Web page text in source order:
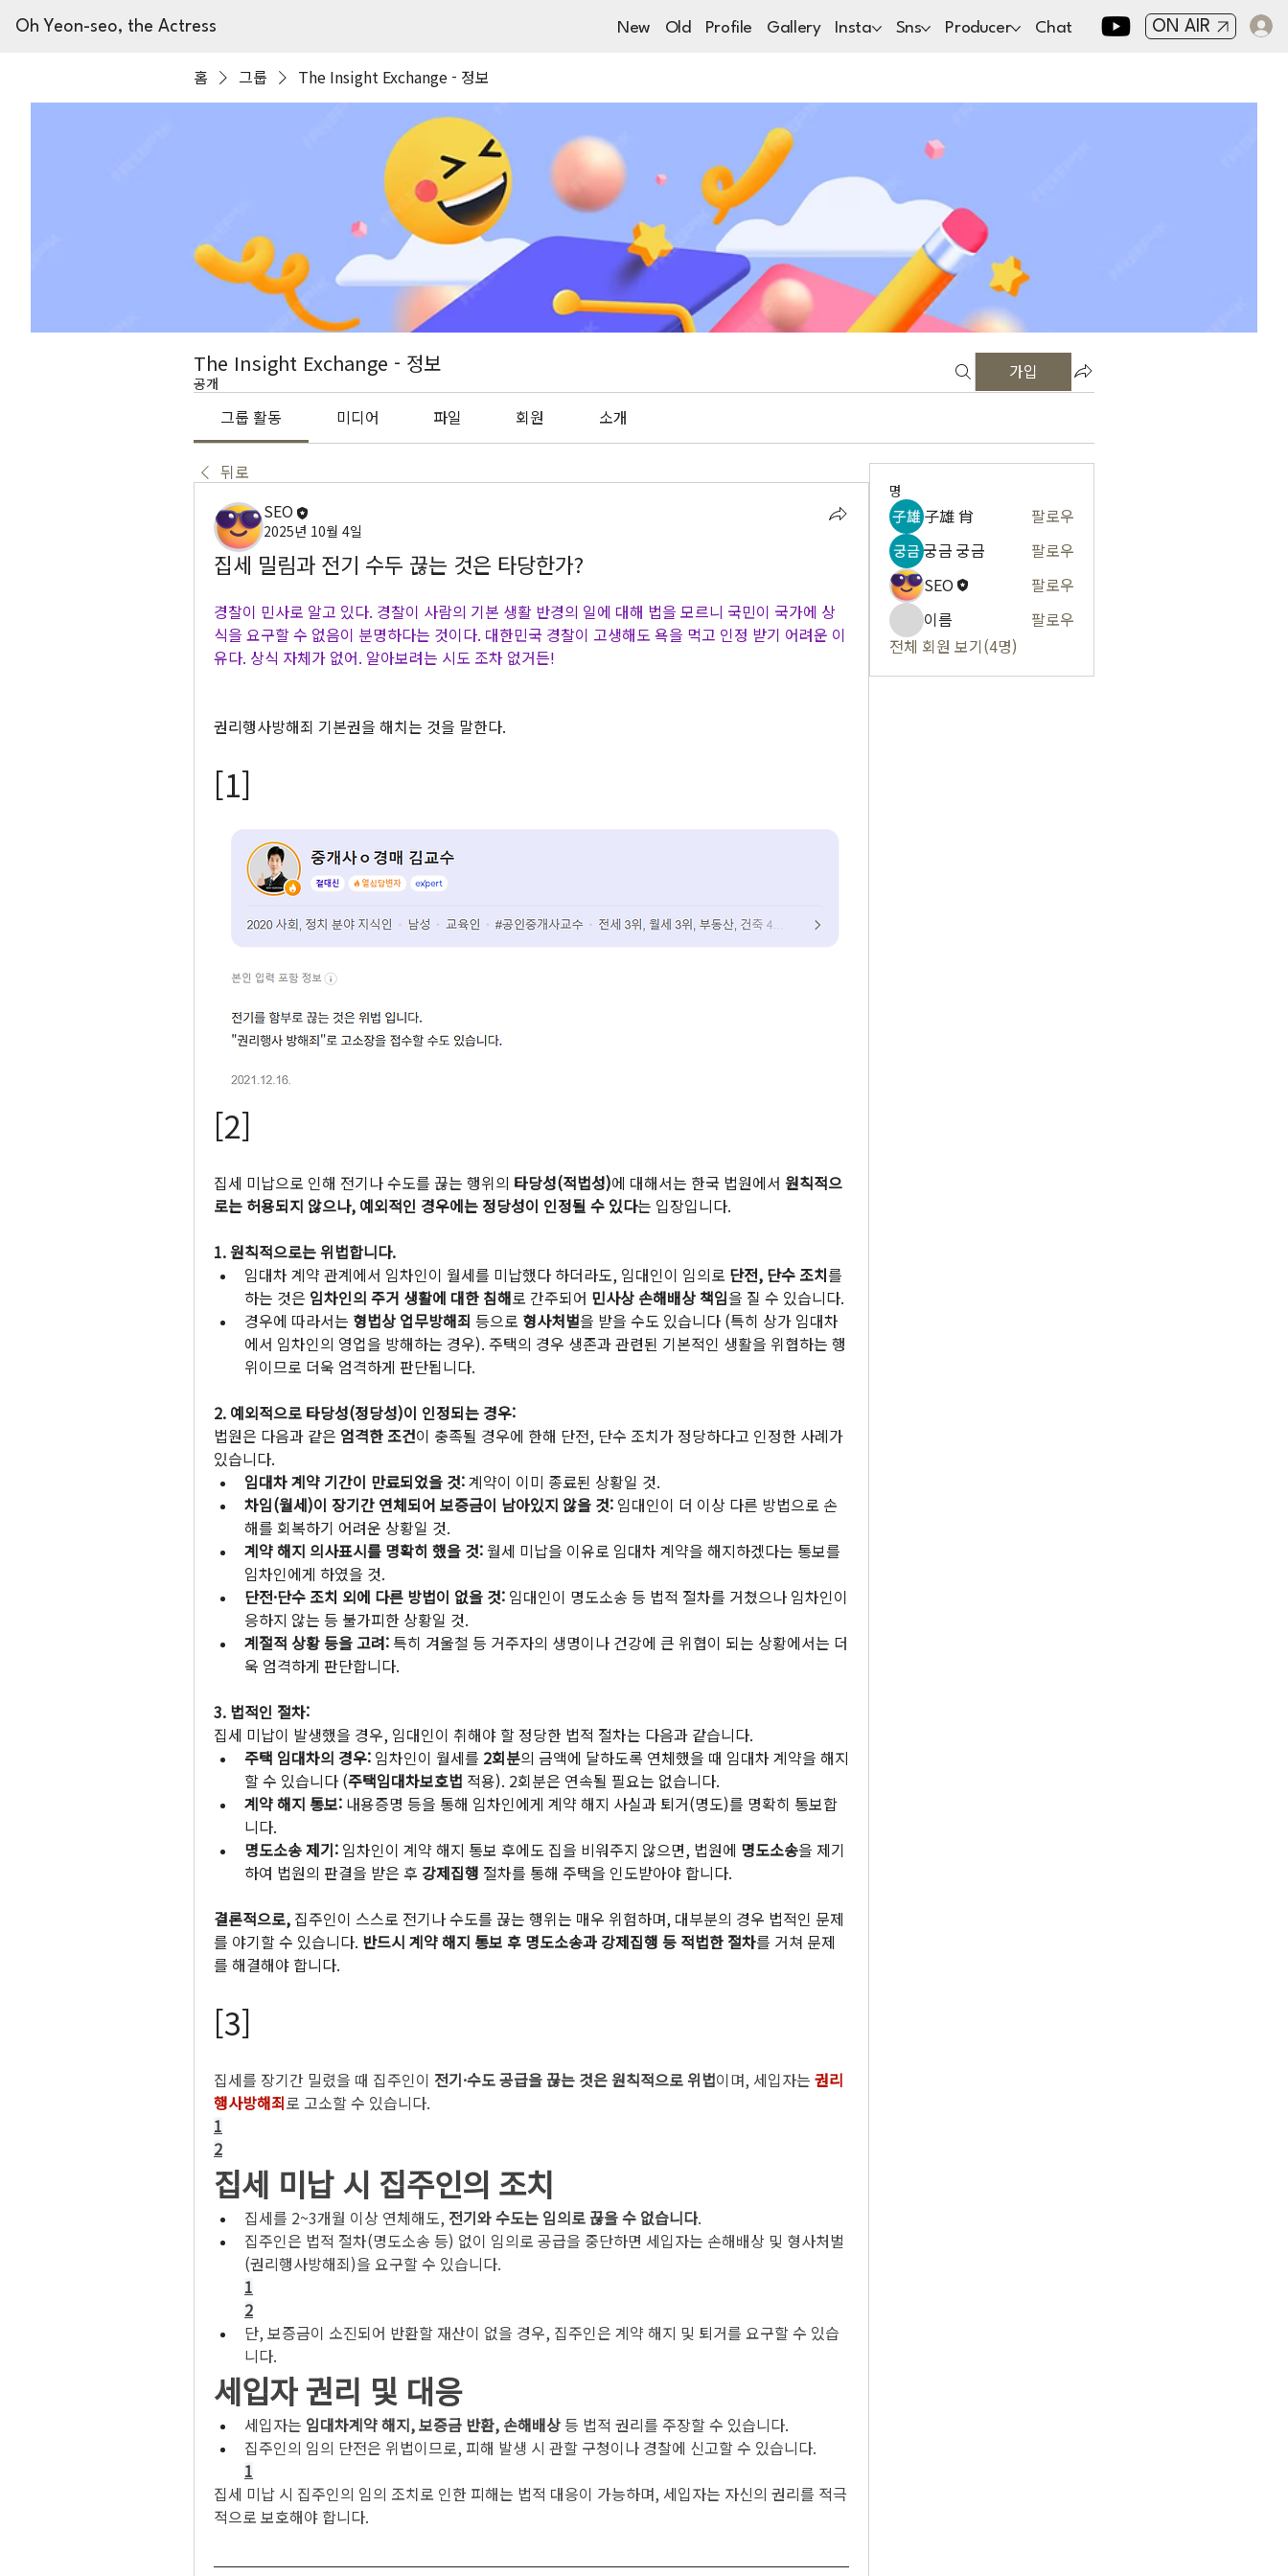
Oh Yeon-seo, the Actress New Old Profile Gallery Insta Sns Producer Chat ON AIR
홈 그룹 The Insight Exchange - 정보
The Insight Exchange - 정보
공개
가입
그룹 활동 미디어 파일 회원 소개
뒤로
SEO
2025년 10월 4일
집세 밀림과 전기 수두 끊는 것은 타당한가?
경찰이 민사로 알고 있다. 경찰이 사람의 기본 생활 반경의 일에 대해 법을 모르니 국민이 국가에 상
식을 요구할 수 없음이 분명하다는 것이다. 대한민국 경찰이 고생해도 욕을 먹고 인정 받기 어려운 이
유다. 상식 자체가 없어. 알아보려는 시도 조차 없거든!
권리행사방해죄 기본권을 해치는 것을 말한다.
[1]
[2]
집세 미납으로 인해 전기나 수도를 끊는 행위의 타당성(적법성)에 대해서는 한국 법원에서 원칙적으
로는 허용되지 않으나, 예외적인 경우에는 정당성이 인정될 수 있다는 입장입니다.
1. 원칙적으로는 위법합니다.
임대차 계약 관계에서 임차인이 월세를 미납했다 하더라도, 임대인이 임의로 단전, 단수 조치를
하는 것은 임차인의 주거 생활에 대한 침해로 간주되어 민사상 손해배상 책임을 질 수 있습니다.
경우에 따라서는 형법상 업무방해죄 등으로 형사처벌을 받을 수도 있습니다 (특히 상가 임대차
에서 임차인의 영업을 방해하는 경우). 주택의 경우 생존과 관련된 기본적인 생활을 위협하는 행
위이므로 더욱 엄격하게 판단됩니다.
2. 예외적으로 타당성(정당성)이 인정되는 경우:
법원은 다음과 같은 엄격한 조건이 충족될 경우에 한해 단전, 단수 조치가 정당하다고 인정한 사례가
있습니다.
임대차 계약 기간이 만료되었을 것: 계약이 이미 종료된 상황일 것.
차임(월세)이 장기간 연체되어 보증금이 남아있지 않을 것: 임대인이 더 이상 다른 방법으로 손
해를 회복하기 어려운 상황일 것.
계약 해지 의사표시를 명확히 했을 것: 월세 미납을 이유로 임대차 계약을 해지하겠다는 통보를
임차인에게 하였을 것.
단전·단수 조치 외에 다른 방법이 없을 것: 임대인이 명도소송 등 법적 절차를 거쳤으나 임차인이
응하지 않는 등 불가피한 상황일 것.
계절적 상황 등을 고려: 특히 겨울철 등 거주자의 생명이나 건강에 큰 위협이 되는 상황에서는 더
욱 엄격하게 판단합니다.
3. 법적인 절차:
집세 미납이 발생했을 경우, 임대인이 취해야 할 정당한 법적 절차는 다음과 같습니다.
주택 임대차의 경우: 임차인이 월세를 2회분의 금액에 달하도록 연체했을 때 임대차 계약을 해지
할 수 있습니다 (주택임대차보호법 적용). 2회분은 연속될 필요는 없습니다.
계약 해지 통보: 내용증명 등을 통해 임차인에게 계약 해지 사실과 퇴거(명도)를 명확히 통보합
니다.
명도소송 제기: 임차인이 계약 해지 통보 후에도 집을 비워주지 않으면, 법원에 명도소송을 제기
하여 법원의 판결을 받은 후 강제집행 절차를 통해 주택을 인도받아야 합니다.
결론적으로, 집주인이 스스로 전기나 수도를 끊는 행위는 매우 위험하며, 대부분의 경우 법적인 문제
를 야기할 수 있습니다. 반드시 계약 해지 통보 후 명도소송과 강제집행 등 적법한 절차를 거쳐 문제
를 해결해야 합니다.
[3]
집세를 장기간 밀렸을 때 집주인이 전기·수도 공급을 끊는 것은 원칙적으로 위법이며, 세입자는 권리
행사방해죄로 고소할 수 있습니다.
1
2
집세 미납 시 집주인의 조치
집세를 2~3개월 이상 연체해도, 전기와 수도는 임의로 끊을 수 없습니다.
집주인은 법적 절차(명도소송 등) 없이 임의로 공급을 중단하면 세입자는 손해배상 및 형사처벌
(권리행사방해죄)을 요구할 수 있습니다.
1
2
단, 보증금이 소진되어 반환할 재산이 없을 경우, 집주인은 계약 해지 및 퇴거를 요구할 수 있습
니다.
세입자 권리 및 대응
세입자는 임대차계약 해지, 보증금 반환, 손해배상 등 법적 권리를 주장할 수 있습니다.
집주인의 임의 단전은 위법이므로, 피해 발생 시 관할 구청이나 경찰에 신고할 수 있습니다.
1
집세 미납 시 집주인의 임의 조치로 인한 피해는 법적 대응이 가능하며, 세입자는 자신의 권리를 적극
적으로 보호해야 합니다.
명
子雄 肖
팔로우
궁금 궁금
팔로우
SEO
팔로우
이름
팔로우
전체 회원 보기(4명)